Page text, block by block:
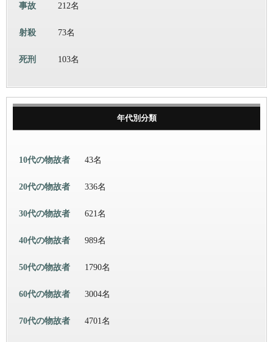
事故 212名
射殺 73名
死刑 103名
年代別分類
10代の物故者 43名
20代の物故者 336名
30代の物故者 621名
40代の物故者 989名
50代の物故者 1790名
60代の物故者 3004名
70代の物故者 4701名